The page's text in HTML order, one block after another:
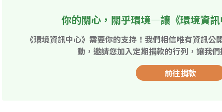
你的關心，關乎環境—讓《環境資
《環境資訊中心》需要你的支持！我們相信唯有資訊
動，邀請您加入定期捐款的行列，讓我
前往捐款